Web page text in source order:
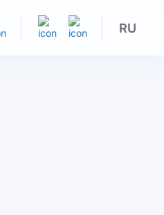
RU